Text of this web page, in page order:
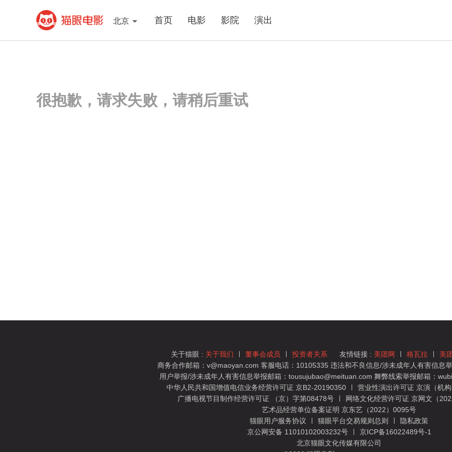
北京 首页 电影 影院 演出
很抱歉，请求失败，请稍后重试
关于猫眼 : 关于我们 董事会成员 投资者关系 友情链接 : 美团网 格瓦拉 美
商务合作邮箱：v@maoyan.com 客服电话：10105335 违法和不良信息/涉未成年人有害信息
用户举报/涉未成年人有害信息举报邮箱：tousujubao@meituan.com 舞弊线索举报邮箱：
中华人民共和国增值电信业务经营许可证 京B2-20190350
营业性演出许可证 京演（机
广播电视节目制作经营许可证 （京）字第08478号
网络文化经营许可证 京网文（
艺术品经营单位备案证明 京东艺（2022）0095号
猫眼用户服务协议
猫眼平台交易规则总则
隐私政策
京公网安备 11010102003232号
京ICP备16022489号-1
北京猫眼文化传媒有限公司